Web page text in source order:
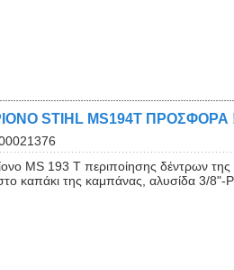
STIHL MS194Τ ΠΡΟΣΦΟΡΑ
MS 193 T περιποίησης δέντρων της
καπάκι της καμπάνας, αλυσίδα 3/8"-